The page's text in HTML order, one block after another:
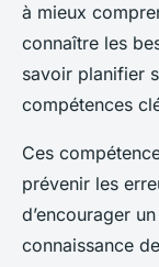
à mieux
connaître les
savoir planifier
compétences
Ces
prévenir les
d’encourager
connaissance